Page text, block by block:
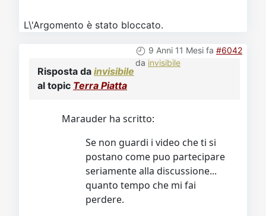
L\'Argomento è stato bloccato.
9 Anni 11 Mesi fa #6042
da invisibile
Risposta da invisibile
al topic Terra Piatta
Marauder ha scritto:
Se non guardi i video che ti si
postano come puo partecipare
seriamente alla discussione...
quanto tempo che mi fai
perdere.